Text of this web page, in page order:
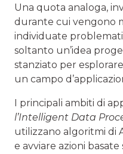
Una quota analoga,
durante cui vengono
individuate
soltanto un’idea
stanziato per
un campo
I principali ambiti di
l’Intelligent Data
utilizzano algoritmi di
e avviare azioni